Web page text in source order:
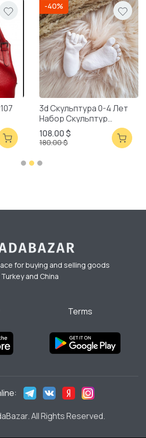
-40%
3d Скульптура 0-4 Лет
Набор Скульптур
Смешанная Упаковка
108.00 $
180.00 $
for buying and selling goods
and China
Terms
All Rights Reserved.